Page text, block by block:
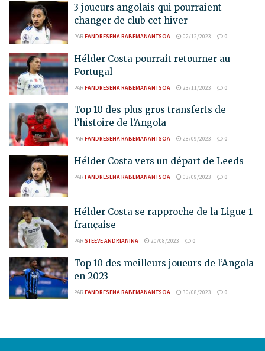
3 joueurs angolais qui pourraient
changer de club cet hiver
PARFANDRESENA RABEMANANTSOA 02/12/2023 0
Hélder Costa pourrait retourner au
Portugal
PARFANDRESENA RABEMANANTSOA 23/11/2023 0
Top 10 des plus gros transferts de
l’histoire de l’Angola
PARFANDRESENA RABEMANANTSOA 28/09/2023 0
Hélder Costa vers un départ de Leeds
PARFANDRESENA RABEMANANTSOA 03/09/2023 0
Hélder Costa se rapproche de la Ligue 1
française
PARSTEEVE ANDRIANINA 20/08/2023 0
Top 10 des meilleurs joueurs de l’Angola
en 2023
PARFANDRESENA RABEMANANTSOA 30/08/2023 0